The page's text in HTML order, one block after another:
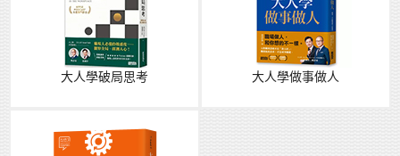
大人學破局思考 大人學做事做人